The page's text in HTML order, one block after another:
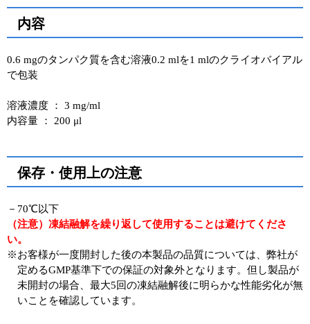
内容
0.6 mgのタンパク質を含む溶液0.2 mlを1 mlのクライオバイアル
で包装
溶液濃度 ： 3 mg/ml
内容量 ： 200 μl
保存・使用上の注意
－70℃以下
（注意）凍結融解を繰り返して使用することは避けてくださ
い。
※お客様が一度開封した後の本製品の品質については、弊社が
定めるGMP基準下での保証の対象外となります。但し製品が
未開封の場合、最大5回の凍結融解後に明らかな性能劣化が無
いことを確認しています。